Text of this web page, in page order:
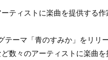
ティストに楽曲を提供する
ーマ「青のすみか」をリリ
数々のアーティストに楽曲